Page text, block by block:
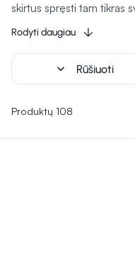
skirtus spręsti tam tikras
patogų vaistų vartojimą.
skirtos tvarkingai laikyti
lengviau sekti gydymo
žvakutės, naudojamos
klizmavimui. Šios
Rodyti daugiau
expand_more Rūšiuoti
Produktų 108